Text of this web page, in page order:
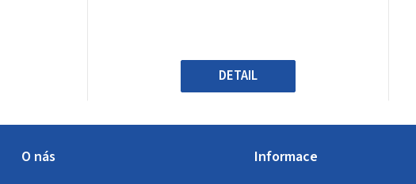
hvězdiček.
DETAIL
O nás Informace